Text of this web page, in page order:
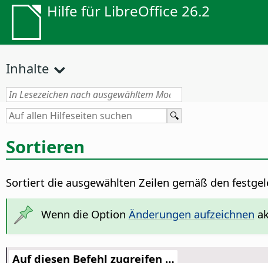
Hilfe für LibreOffice 26.2
Inhalte
Sortieren
Sortiert die ausgewählten Zeilen gemäß den
Wenn die Option Änderungen aufzeichnen
Auf diesen Befehl zugreifen …